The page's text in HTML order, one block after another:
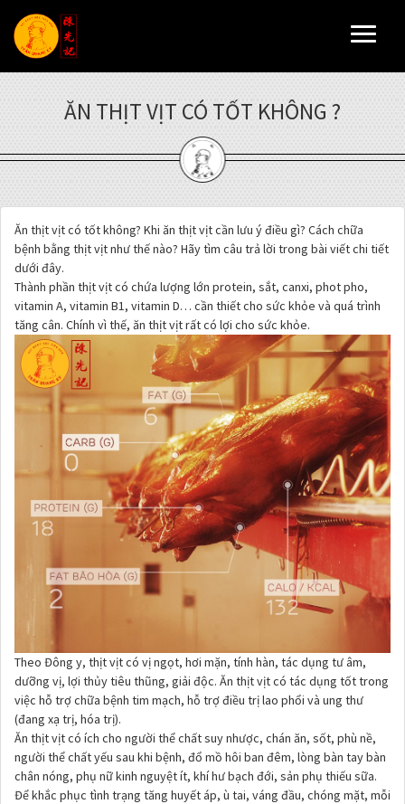
ĂN THỊT VỊT CÓ TỐT KHÔNG ?
Ăn thịt vịt có tốt không? Khi ăn thịt vịt cần lưu ý điều gì? Cách chữa
bệnh bằng thịt vịt như thế nào? Hãy tìm câu trả lời trong bài viết chi tiết
dưới đây.
Thành phần thịt vịt có chứa lượng lớn protein, sắt, canxi, phot pho,
vitamin A, vitamin B1, vitamin D… cần thiết cho sức khỏe và quá trình
tăng cân. Chính vì thế, ăn thịt vịt rất có lợi cho sức khỏe.
Theo Đông y, thịt vịt có vị ngọt, hơi mặn, tính hàn, tác dụng tư âm,
dưỡng vị, lợi thủy tiêu thũng, giải độc. Ăn thịt vịt có tác dụng tốt trong
việc hỗ trợ chữa bệnh tim mạch, hỗ trợ điều trị lao phổi và ung thư
(đang xạ trị, hóa trị).
Ăn thịt vịt có ích cho người thể chất suy nhược, chán ăn, sốt, phù nề,
người thể chất yếu sau khi bệnh, đổ mồ hôi ban đêm, lòng bàn tay bàn
chân nóng, phụ nữ kinh nguyệt ít, khí hư bạch đới, sản phụ thiếu sữa.
Để khắc phục tình trạng tăng huyết áp, ù tai, váng đầu, chóng mặt, mỗi